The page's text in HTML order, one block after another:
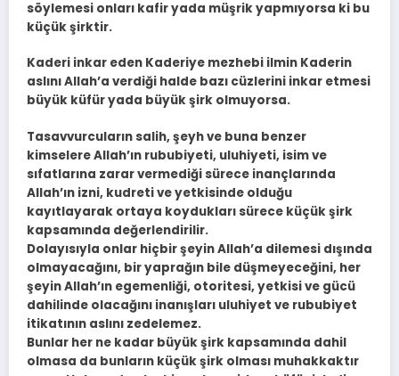
söylemesi onları kafir yada müşrik yapmıyorsa ki bu
küçük şirktir.
Kaderi inkar eden Kaderiye mezhebi ilmin Kaderin
aslını Allah’a verdiği halde bazı cüzlerini inkar etmesi
büyük küfür yada büyük şirk olmuyorsa.
Tasavvurcuların salih, şeyh ve buna benzer
kimselere Allah’ın rububiyeti, uluhiyeti, isim ve
sıfatlarına zarar vermediği sürece inançlarında
Allah’ın izni, kudreti ve yetkisinde olduğu
kayıtlayarak ortaya koydukları sürece küçük şirk
kapsamında değerlendirilir.
Dolayısıyla onlar hiçbir şeyin Allah’a dilemesi dışında
olmayacağını, bir yaprağın bile düşmeyeceğini, her
şeyin Allah’ın egemenliği, otoritesi, yetkisi ve gücü
dahilinde olacağını inanışları uluhiyet ve rububiyet
itikatının aslını zedelemez.
Bunlar her ne kadar büyük şirk kapsamında dahil
olmasa da bunların küçük şirk olması muhakkaktır